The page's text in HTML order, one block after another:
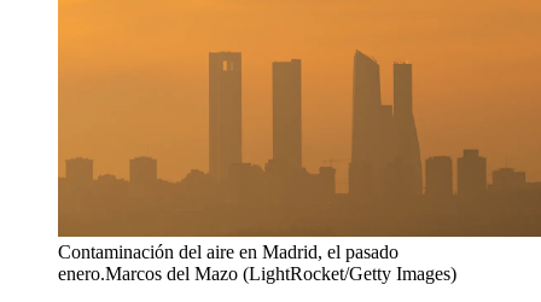
Contaminación del aire en Madrid, el pasado
enero.Marcos del Mazo (LightRocket/Getty Images)